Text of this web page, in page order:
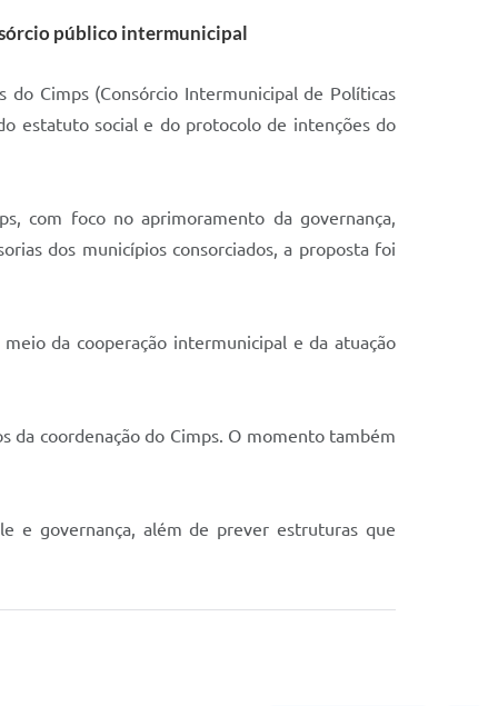
público intermunicipal
Cimps (Consórcio Intermunicipal de Políticas
estatuto social e do protocolo de intenções do
com foco no aprimoramento da governança,
dos municípios consorciados, a proposta foi
da cooperação intermunicipal e da atuação
da coordenação do Cimps. O momento também
e governança, além de prever estruturas que